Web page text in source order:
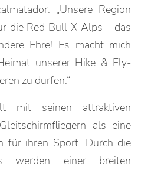
„Unsere Region
die Red Bull X-Alps – das
Ehre! Es macht mich
unserer Hike & Fly-
zu dürfen.“
mit seinen attraktiven
als eine
für ihren Sport. Durch die
werden einer breiten